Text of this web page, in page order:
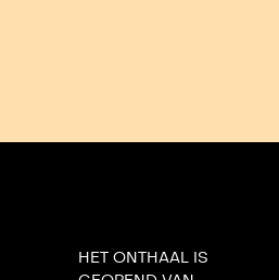
HET ONTHAAL IS